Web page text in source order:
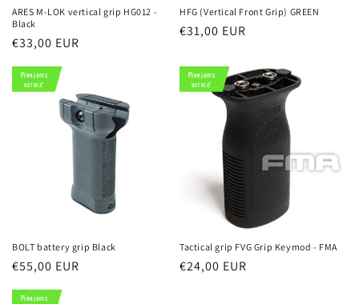
ARES M-LOK vertical grip HG012 -
Black
Parastā
€33,00 EUR
HFG (Vertical Front Grip) GREEN
Parastā
€31,00 EUR
Pieejams
uzreiz!
BOLT battery grip Black
Parastā
€55,00 EUR
Pieejams
uzreiz!
Tactical grip FVG Grip Keymod - FMA
Parastā
€24,00 EUR
Pieejams